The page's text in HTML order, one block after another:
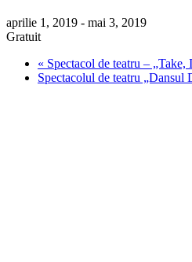
aprilie 1, 2019 - mai 3, 2019
Gratuit
« Spectacol de teatru – „Take,
Spectacolul de teatru „Dansul